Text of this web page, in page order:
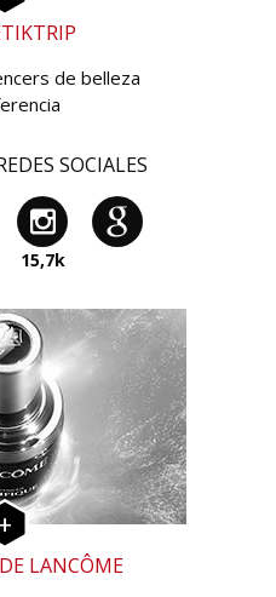
de belleza
SOCIALES
15,7k
LANCÔME